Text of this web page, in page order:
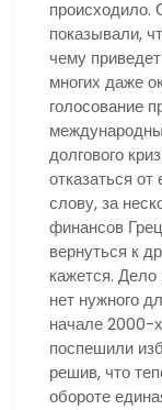
происходило.
показывали,
чему
многих даже
голосование
долгового
отказаться
слову, за
финансов
вернуться к
кажется. Дело
нет нужного
начале 2000-
поспешили
решив, что
обороте